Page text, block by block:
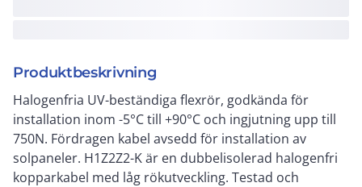
Produktbeskrivning
Halogenfria UV-beständiga flexrör, godkända för
installation inom -5°C till +90°C och ingjutning upp till
750N. Fördragen kabel avsedd för installation av
solpaneler. H1Z2Z2-K är en dubbelisolerad halogenfri
kopparkabel med låg rökutveckling. Testad och